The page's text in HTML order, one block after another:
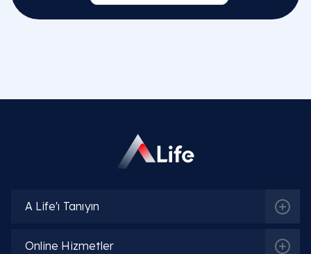
A Life'ı Tanıyın
Online Hizmetler